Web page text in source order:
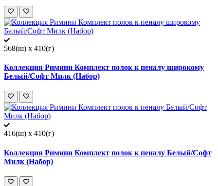
568(ш) x 410(г)
Коллекция Римини Комплект полок к пеналу широкому
Белый/Софт Милк (Набор)
416(ш) x 410(г)
Коллекция Римини Комплект полок к пеналу Белый/Софт
Милк (Набор)